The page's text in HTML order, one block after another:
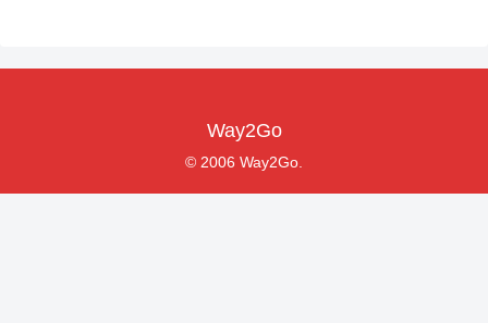
Way2Go
© 2006 Way2Go.